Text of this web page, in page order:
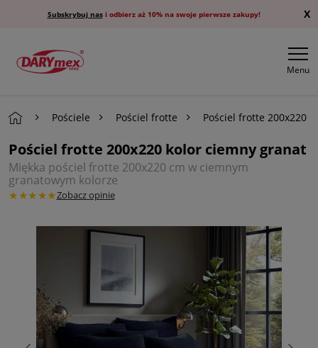
Subskrybuj nasi odbierz aż 10% na swoje pierwsze zakupy! X
Menu
Pościele Pościel frotte Pościel frotte 200x220
Pościel frotte 200x220 kolor ciemny granat
Miękka pościel frotte 200x220 cm w ciemnym
granatowym kolorze
★★★★★Zobacz opinie